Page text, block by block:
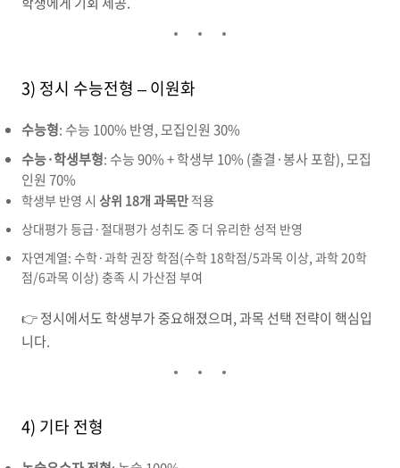
3) 정시 수능전형 – 이원화
수능형: 수능 100% 반영, 모집인원 30%
수능·학생부형: 수능 90% + 학생부 10% (출결·봉사 포함), 모집
인원 70%
학생부 반영 시 상위 18개 과목만 적용
상대평가 등급·절대평가 성취도 중 더 유리한 성적 반영
자연계열: 수학·과학 권장 학점(수학 18학점/5과목 이상, 과학 20학
점/6과목 이상) 충족 시 가산점 부여
👉 정시에서도 학생부가 중요해졌으며, 과목 선택 전략이 핵심입
니다.
4) 기타 전형